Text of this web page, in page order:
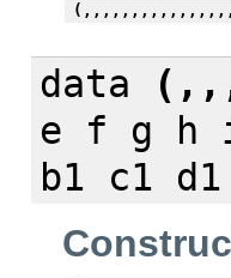
data
e f g h
b1 c1